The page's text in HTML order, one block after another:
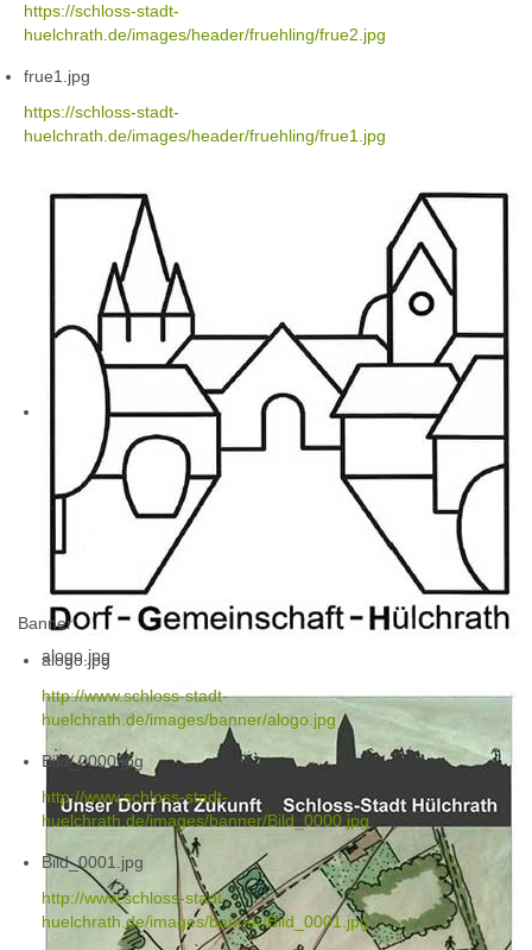
https://schloss-stadt-
huelchrath.de/images/header/fruehling/frue2.jpg
frue1.jpg
https://schloss-stadt-
huelchrath.de/images/header/fruehling/frue1.jpg
alogo.jpg
Banner
alogo.jpg
http://www.schloss-stadt-
huelchrath.de/images/banner/alogo.jpg
Bild_0000.jpg
http://www.schloss-stadt-
huelchrath.de/images/banner/Bild_0000.jpg
Bild_0001.jpg
http://www.schloss-stadt-
huelchrath.de/images/banner/Bild_0001.jpg